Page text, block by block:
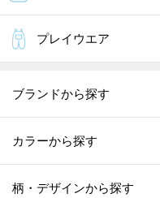
プレイウエア
ブランドから探す
カラーから探す
柄・デザインから探す